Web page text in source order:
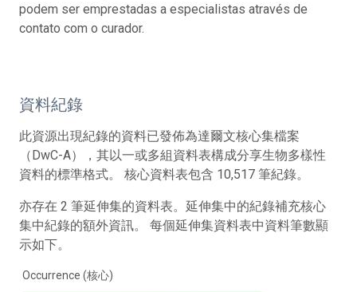
podem ser emprestadas a especialistas através de
contato com o curador.
資料紀錄
此資源出現紀錄的資料已發佈為達爾文核心集檔案
（DwC-A），其以一或多組資料表構成分享生物多樣性
資料的標準格式。 核心資料表包含 10,517 筆紀錄。
亦存在 2 筆延伸集的資料表。延伸集中的紀錄補充核心
集中紀錄的額外資訊。 每個延伸集資料表中資料筆數顯
示如下。
Occurrence (核心)